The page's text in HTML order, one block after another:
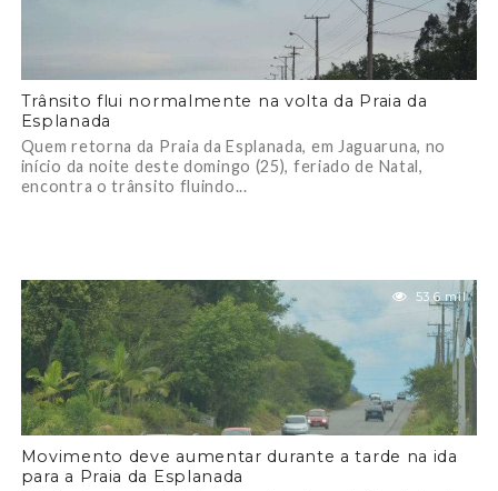
Trânsito flui normalmente na volta da Praia da
Esplanada
Quem retorna da Praia da Esplanada, em Jaguaruna, no
início da noite deste domingo (25), feriado de Natal,
encontra o trânsito fluindo...
53.6 mil
Movimento deve aumentar durante a tarde na ida
para a Praia da Esplanada